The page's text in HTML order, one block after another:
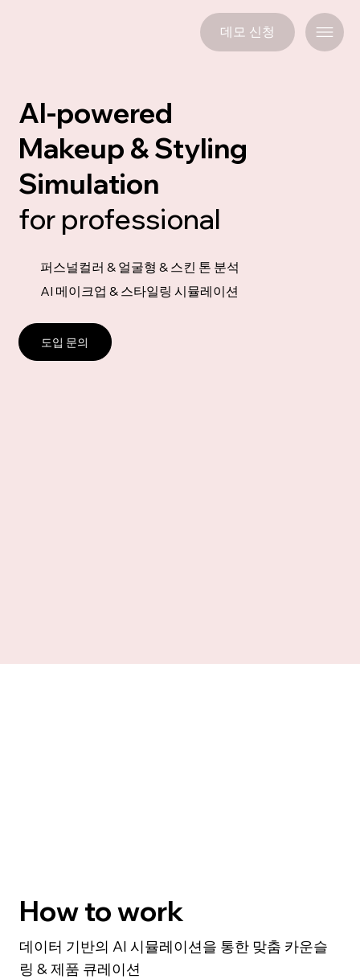
데모 신청
AI-powered
Makeup & Styling
Simulation
for professional
퍼스널컬러 & 얼굴형 & 스킨 톤 분석
AI 메이크업 & 스타일링 시뮬레이션
도입 문의
How to work
데이터 기반의 AI 시뮬레이션을 통한 맞춤 카운슬
링 & 제품 큐레이션